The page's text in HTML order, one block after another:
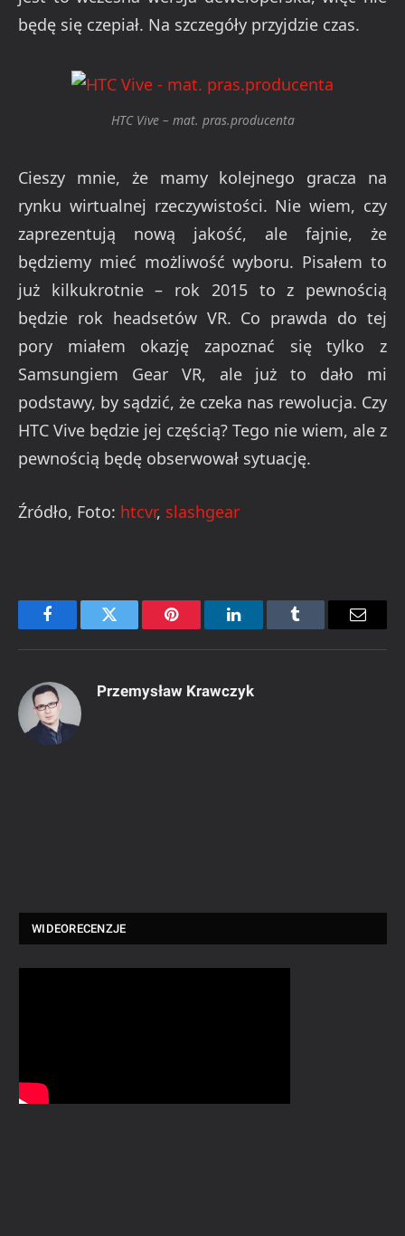
będę się czepiał. Na szczegóły przyjdzie czas.
HTC Vive – mat. pras.producenta
Cieszy mnie, że mamy kolejnego gracza na
rynku wirtualnej rzeczywistości. Nie wiem, czy
zaprezentują nową jakość, ale fajnie, że
będziemy mieć możliwość wyboru. Pisałem to
już kilkukrotnie – rok 2015 to z pewnością
będzie rok headsetów VR. Co prawda do tej
pory miałem okazję zapoznać się tylko z
Samsungiem Gear VR, ale już to dało mi
podstawy, by sądzić, że czeka nas rewolucja. Czy
HTC Vive będzie jej częścią? Tego nie wiem, ale z
pewnością będę obserwował sytuację.
Źródło, Foto: htcvr, slashgear
FacebookTwitter Pinterest LinkedInTumblr Email
Przemysław Krawczyk
WIDEORECENZJE